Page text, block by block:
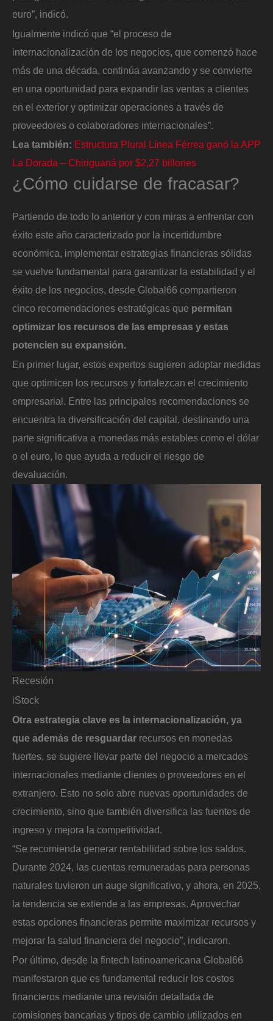
euro”, indicó.
Igualmente indicó que “el proceso de
internacionalización de los negocios, que comenzó hace
más de una década, continúa avanzando y se convierte
en una oportunidad para expandir las ventas a clientes
en el exterior y optimizar operaciones a través de
proveedores o colaboradores internacionales”.
Lea también: Estructura Plural Línea Férrea ganó la APP
La Dorada – Chiriguaná por $2,27 billones
¿Cómo cuidarse de fracasar?
Partiendo de todo lo anterior y con miras a enfrentar con
éxito este año caracterizado por la incertidumbre
económica, implementar estrategias financieras sólidas
se vuelve fundamental para garantizar la estabilidad y el
éxito de los negocios, desde Global66 compartieron
cinco recomendaciones estratégicas que permitan
optimizar los recursos de las empresas y estas
potencien su expansión.
En primer lugar, estos expertos sugieren adoptar medidas
que optimicen los recursos y fortalezcan el crecimiento
empresarial. Entre las principales recomendaciones se
encuentra la diversificación del capital, destinando una
parte significativa a monedas más estables como el dólar
o el euro, lo que ayuda a reducir el riesgo de
devaluación.
Recesión
iStock
Otra estrategia clave es la internacionalización, ya
que además de resguardar recursos en monedas
fuertes, se sugiere llevar parte del negocio a mercados
internacionales mediante clientes o proveedores en el
extranjero. Esto no solo abre nuevas oportunidades de
crecimiento, sino que también diversifica las fuentes de
ingreso y mejora la competitividad.
“Se recomienda generar rentabilidad sobre los saldos.
Durante 2024, las cuentas remuneradas para personas
naturales tuvieron un auge significativo, y ahora, en 2025,
la tendencia se extiende a las empresas. Aprovechar
estas opciones financieras permite maximizar recursos y
mejorar la salud financiera del negocio”, indicaron.
Por último, desde la fintech latinoamericana Global66
manifestaron que es fundamental reducir los costos
financieros mediante una revisión detallada de
comisiones bancarias y tipos de cambio utilizados en